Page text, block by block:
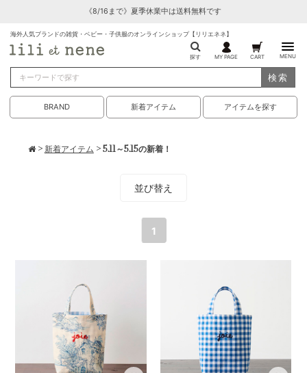
《8/16まで》夏季休業中は送料無料です
海外人気ブランドの雑貨・ベビー・子供服のオンラインショップ【リリエネネ】
探す MY PAGE CART MENU
検索
BRAND 新着アイテム アイテムを探す
>新着アイテム > 5.11～5.15の新着！
並び替え
1